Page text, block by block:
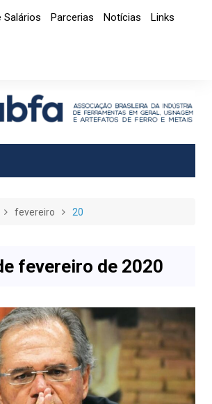
Salários Parcerias Notícias
Links
fevereiro 20
fevereiro de 2020